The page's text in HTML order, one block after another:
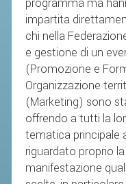
impartita
chi nella
e gestione di un
(Promozione e
Organizzazione
(Marketing) sono
offrendo a tutti la
tematica principale
riguardato proprio
manifestazione